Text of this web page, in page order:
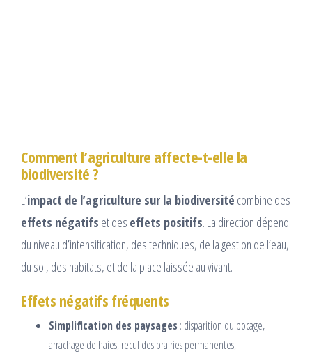
Comment l’agriculture affecte-t-elle la
biodiversité ?
L’impact de l’agriculture sur la biodiversité combine des
effets négatifs et des effets positifs. La direction dépend
du niveau d’intensification, des techniques, de la gestion de l’eau,
du sol, des habitats, et de la place laissée au vivant.
Effets négatifs fréquents
Simplification des paysages : disparition du bocage,
arrachage de haies, recul des prairies permanentes,